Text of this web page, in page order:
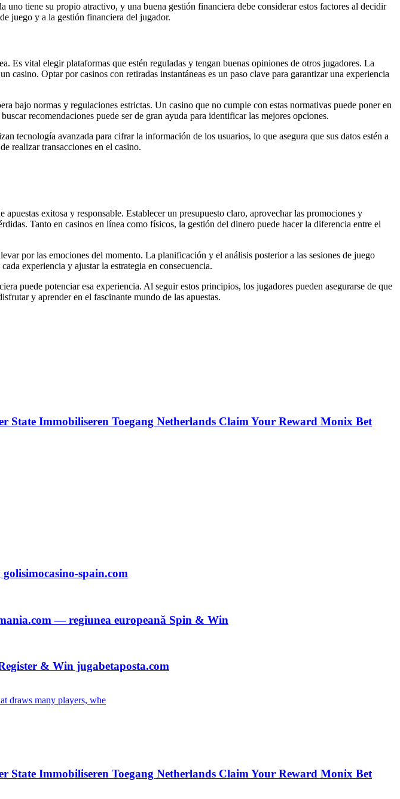
tiene su propio atractivo, y una buena gestión financiera debe considerar estos factores al decidir
juego y a la gestión financiera del jugador.
Es vital elegir plataformas que estén reguladas y tengan buenas opiniones de otros jugadores. La
Optar por casinos con retiradas instantáneas es un paso clave para garantizar una experiencia
bajo normas y regulaciones estrictas. Un casino que no cumple con estas normativas puede poner en
recomendaciones puede ser de gran ayuda para identificar las mejores opciones.
tecnología avanzada para cifrar la información de los usuarios, lo que asegura que sus datos estén a
realizar transacciones en el casino.
exitosa y responsable. Establecer un presupuesto claro, aprovechar las promociones y
Tanto en casinos en línea como físicos, la gestión del dinero puede hacer la diferencia entre el
por las emociones del momento. La planificación y el análisis posterior a las sesiones de juego
experiencia y ajustar la estrategia en consecuencia.
puede potenciar esa experiencia. Al seguir estos principios, los jugadores pueden asegurarse de que
y aprender en el fascinante mundo de las apuestas.
State Immobiliseren Toegang Netherlands Claim Your Reward Monix Bet
spain.com
— regiunea europeană Spin & Win
& Win jugabetaposta.com
draws many players, whe
State Immobiliseren Toegang Netherlands Claim Your Reward Monix Bet